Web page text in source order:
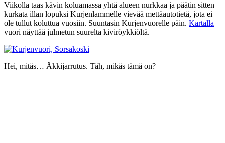
Viikolla taas kävin koluamassa yhtä alueen nurkkaa ja päätin sitten
kurkata illan lopuksi Kurjenlammelle vievää mettäautotietä, jota ei
ole tullut koluttua vuosiin. Suuntasin Kurjenvuorelle päin. Kartalla
vuori näyttää julmetun suurelta kiviröykkiöltä.
Hei, mitäs… Äkkijarrutus. Täh, mikäs tämä on?